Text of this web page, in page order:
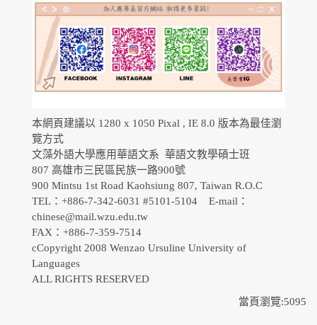
本網頁建議以 1280 x 1050 Pixal , IE 8.0 版本為最佳瀏
覽方式
文藻外語大學應用華語文系 華語文教學碩士班
807 高雄市三民區民族一路900號
900 Mintsu 1st Road Kaohsiung 807, Taiwan R.O.C
TEL：+886-7-342-6031 #5101-5104 E-mail：
chinese@mail.wzu.edu.tw
FAX：+886-7-359-7514
cCopyright 2008 Wenzao Ursuline University of
Languages
ALL RIGHTS RESERVED
當頁瀏覽:5095